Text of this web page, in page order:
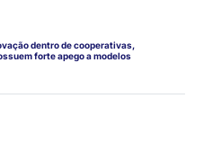
dentro de cooperativas,
forte apego a modelos